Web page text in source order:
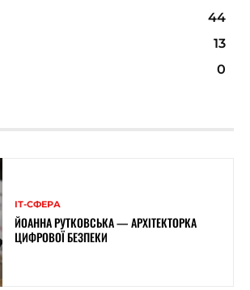
44
13
0
ІТ-СФЕРА
ЙОАННА РУТКОВСЬКА — АРХІТЕКТОРКА
ЦИФРОВОЇ БЕЗПЕКИ